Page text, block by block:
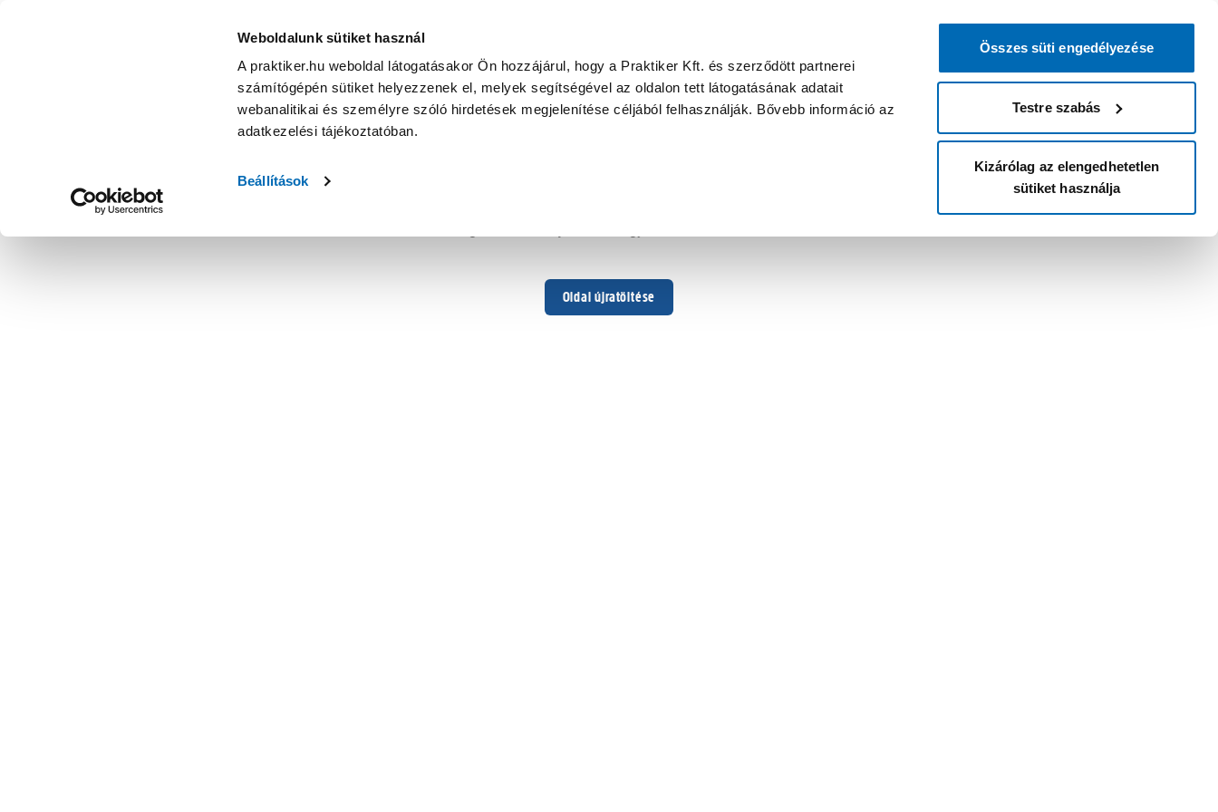
Weboldalunk sütiket használ
A praktiker.hu weboldal látogatásakor Ön hozzájárul, hogy a Praktiker Kft. és szerződött partnerei
számítógépén sütiket helyezzenek el, melyek segítségével az oldalon tett látogatásának adatait
webanalitikai és személyre szóló hirdetések megjelenítése céljából felhasználják. Bővebb információ az
adatkezelési tájékoztatóban.
Beállítások
Összes süti engedélyezése
Testre szabás
Kizárólag az elengedhetetlen
sütiket használja
Oldal újratöltése